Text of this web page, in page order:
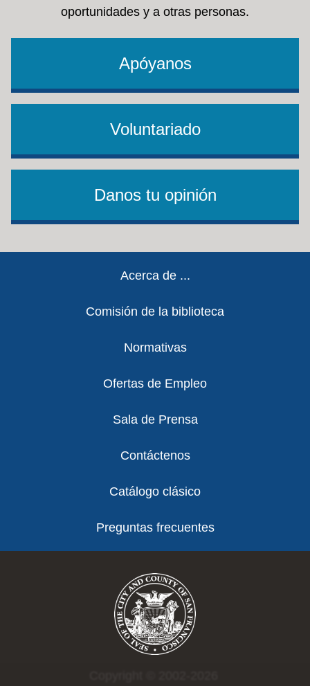
oportunidades y a otras personas.
Apóyanos
Voluntariado
Danos tu opinión
Acerca de ...
Comisión de la biblioteca
Normativas
Ofertas de Empleo
Sala de Prensa
Contáctenos
Catálogo clásico
Preguntas frecuentes